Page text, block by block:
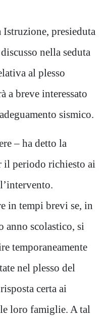
presieduta
nella seduta
al plesso
a breve interessato
sismico.
– ha detto la
il periodo richiesto ai
in tempi brevi se, in
anno scolastico, si
temporaneamente
nel plesso del
certa ai
loro famiglie. A tal